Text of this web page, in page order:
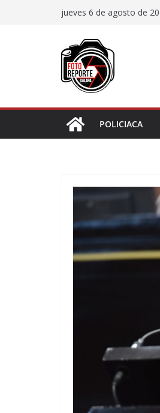
jueves 6 de agosto de
POLICIACA